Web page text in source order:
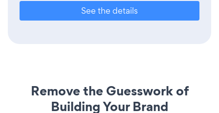
See the details
Remove the Guesswork of
Building Your Brand